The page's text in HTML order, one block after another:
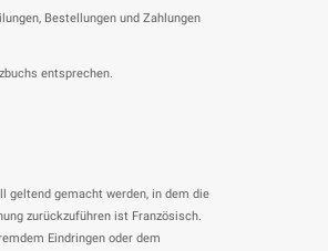
Bestellungen und Zahlungen
entsprechen.
geltend gemacht werden, in dem die
zurückzuführen ist Französisch.
Eindringen oder dem